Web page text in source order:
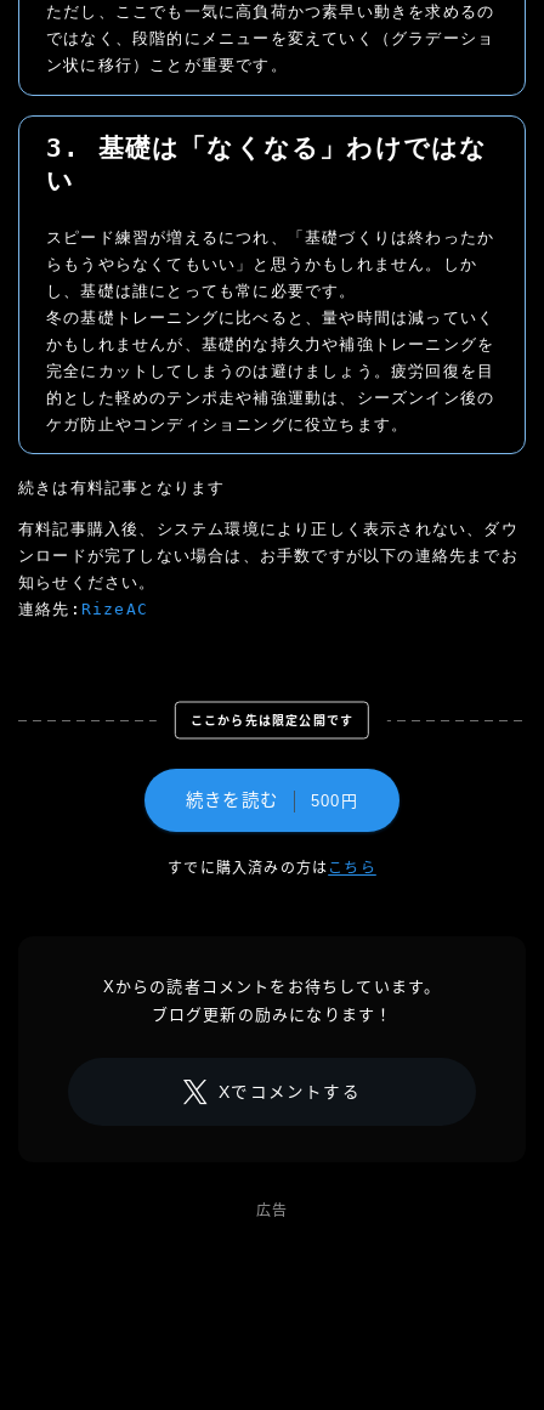
ただし、ここでも一気に高負荷かつ素早い動きを求めるの
ではなく、段階的にメニューを変えていく（グラデーショ
ン状に移行）ことが重要です。
3. 基礎は「なくなる」わけではな
い
スピード練習が増えるにつれ、「基礎づくりは終わったか
らもうやらなくてもいい」と思うかもしれません。しか
し、基礎は誰にとっても常に必要です。
冬の基礎トレーニングに比べると、量や時間は減っていく
かもしれませんが、基礎的な持久力や補強トレーニングを
完全にカットしてしまうのは避けましょう。疲労回復を目
的とした軽めのテンポ走や補強運動は、シーズンイン後の
ケガ防止やコンディショニングに役立ちます。
続きは有料記事となります
有料記事購入後、システム環境により正しく表示されない、ダウ
ンロードが完了しない場合は、お手数ですが以下の連絡先までお
知らせください。
連絡先: RizeAC
ここから先は限定公開です
続きを読む 500円
すでに購入済みの方は こちら
Xからの読者コメントをお待ちしています。
ブログ更新の励みになります！
Xでコメントする
広告